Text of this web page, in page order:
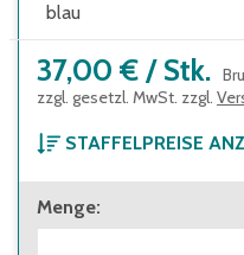
blau
37,00 € / Stk.
zzgl. gesetzl. MwSt. zzgl.
STAFFELPREISE
ab 1 Stück
37,00 €
Menge: